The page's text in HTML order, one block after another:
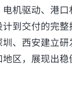
机驱动、港
到交付的完
、西安建立
区，展现出稳